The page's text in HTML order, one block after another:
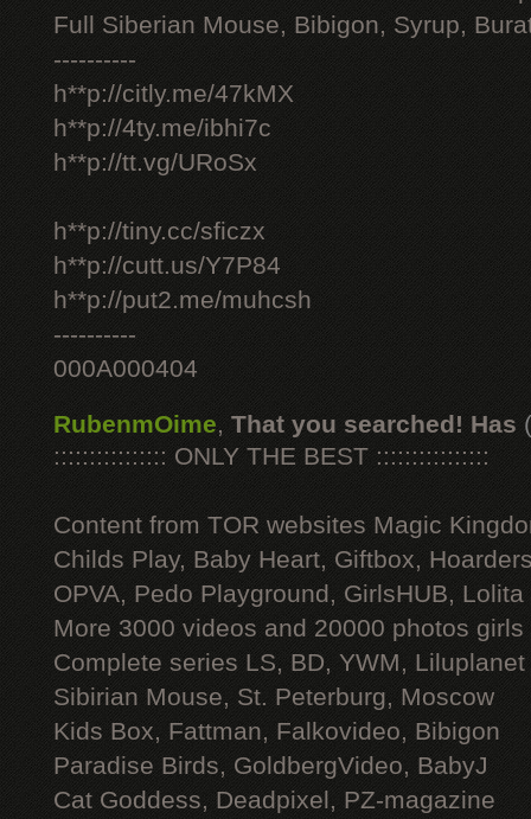
Full Siberian Mouse, Bibigon, Syrup,
----------
h**p://citly.me/47kMX
h**p://4ty.me/ibhi7c
h**p://tt.vg/URoSx
h**p://tiny.cc/sficzx
h**p://cutt.us/Y7P84
h**p://put2.me/muhcsh
----------
000A000404
RubenmOime, That you searched! Has
:::::::::::::::: ONLY THE BEST ::::::::::::::::
Content from TOR websites Magic
Childs Play, Baby Heart, Giftbox,
OPVA, Pedo Playground, GirlsHUB, Lolita
More 3000 videos and 20000 photos
Complete series LS, BD, YWM, Liluplanet
Sibirian Mouse, St. Peterburg, Moscow
Kids Box, Fattman, Falkovideo, Bibigon
Paradise Birds, GoldbergVideo, BabyJ
Cat Goddess, Deadpixel, PZ-magazine